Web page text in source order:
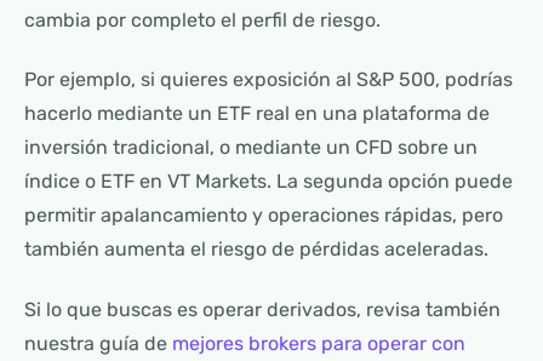
cambia por completo el perfil de riesgo.
Por ejemplo, si quieres exposición al S&P 500, podrías
hacerlo mediante un ETF real en una plataforma de
inversión tradicional, o mediante un CFD sobre un
índice o ETF en VT Markets. La segunda opción puede
permitir apalancamiento y operaciones rápidas, pero
también aumenta el riesgo de pérdidas aceleradas.
Si lo que buscas es operar derivados, revisa también
nuestra guía de mejores brokers para operar con